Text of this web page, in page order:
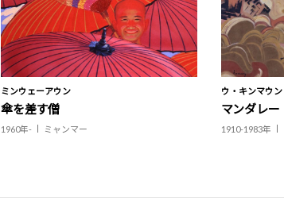
ミンウェーアウン
傘を差す僧
1960年- ミャンマー
ウ・キンマウン
マンダレー
1910-1983年